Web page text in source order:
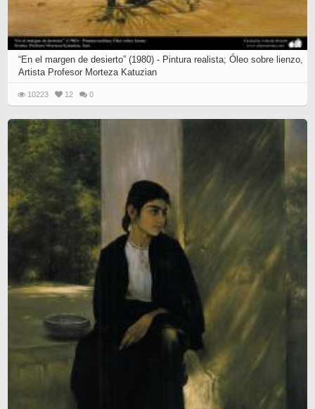
“En el margen de desierto” (1980) - Pintura realista; Óleo sobre lienzo,
Artista Profesor Morteza Katuzian
10223 12 0